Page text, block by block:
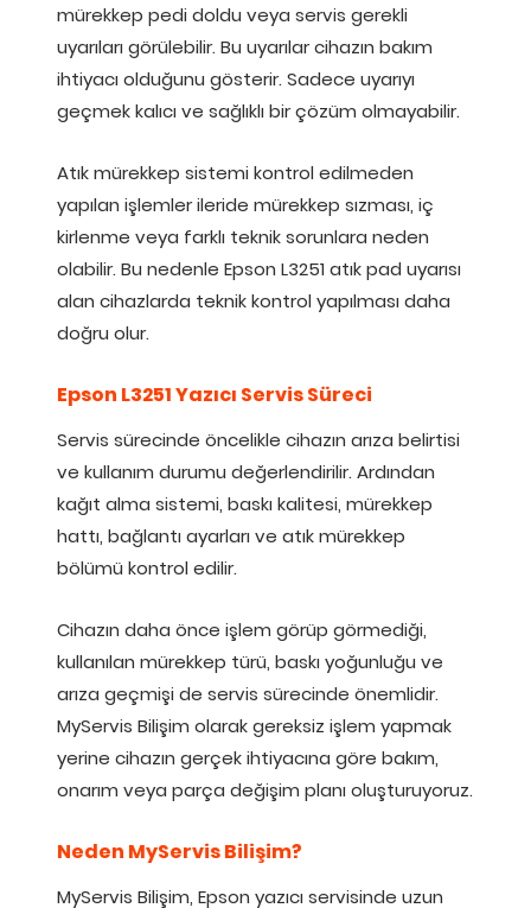
mürekkep pedi doldu veya servis gerekli
uyarıları görülebilir. Bu uyarılar cihazın bakım
ihtiyacı olduğunu gösterir. Sadece uyarıyı
geçmek kalıcı ve sağlıklı bir çözüm olmayabilir.
Atık mürekkep sistemi kontrol edilmeden
yapılan işlemler ileride mürekkep sızması, iç
kirlenme veya farklı teknik sorunlara neden
olabilir. Bu nedenle Epson L3251 atık pad uyarısı
alan cihazlarda teknik kontrol yapılması daha
doğru olur.
Epson L3251 Yazıcı Servis Süreci
Servis sürecinde öncelikle cihazın arıza belirtisi
ve kullanım durumu değerlendirilir. Ardından
kağıt alma sistemi, baskı kalitesi, mürekkep
hattı, bağlantı ayarları ve atık mürekkep
bölümü kontrol edilir.
Cihazın daha önce işlem görüp görmediği,
kullanılan mürekkep türü, baskı yoğunluğu ve
arıza geçmişi de servis sürecinde önemlidir.
MyServis Bilişim olarak gereksiz işlem yapmak
yerine cihazın gerçek ihtiyacına göre bakım,
onarım veya parça değişim planı oluşturuyoruz.
Neden MyServis Bilişim?
MyServis Bilişim, Epson yazıcı servisinde uzun